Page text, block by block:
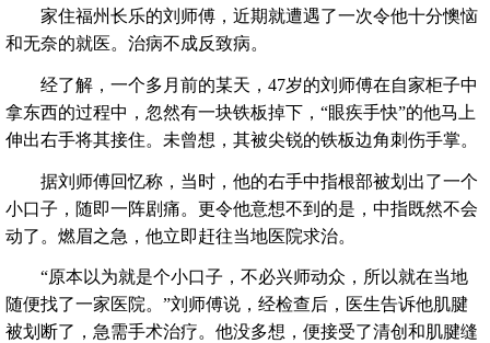
家住福州长乐的刘师傅，近期就遭遇了一次令他十分懊恼
和无奈的就医。治病不成反致病。
经了解，一个多月前的某天，47岁的刘师傅在自家柜子中
拿东西的过程中，忽然有一块铁板掉下，“眼疾手快”的他马上
伸出右手将其接住。未曾想，其被尖锐的铁板边角刺伤手掌。
据刘师傅回忆称，当时，他的右手中指根部被划出了一个
小口子，随即一阵剧痛。更令他意想不到的是，中指既然不会
动了。燃眉之急，他立即赶往当地医院求治。
“原本以为就是个小口子，不必兴师动众，所以就在当地
随便找了一家医院。”刘师傅说，经检查后，医生告诉他肌腱
被划断了，急需手术治疗。他没多想，便接受了清创和肌腱缝